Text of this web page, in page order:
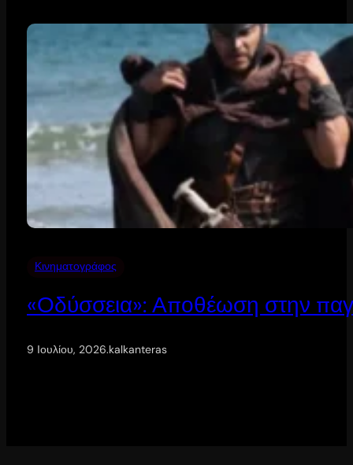
Κινηματογράφος
«Οδύσσεια»: Αποθέωση στην
9 Ιουλίου, 2026.kalkanteras